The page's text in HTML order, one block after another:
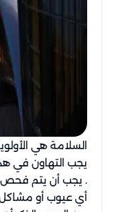
السلامة هي
يجب التهاون في
. يجب أن يتم فحص
أي عيوب أو